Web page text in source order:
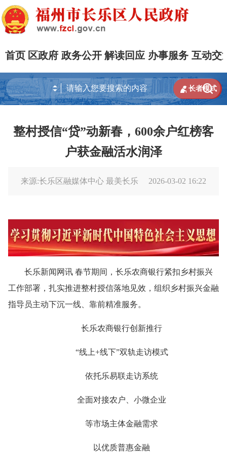
首页 区政府 政务公开 解读回应 办事服务 互动交

 长者模式
整村授信“贷”动新春，600余户红榜客
户获金融活水润泽
来源:长乐区融媒体中心 最美长乐 2026-03-02 16:22
长乐新闻网讯 春节期间，长乐农商银行紧扣乡村振兴
工作部署，扎实推进整村授信落地见效，组织乡村振兴金融
指导员主动下沉一线、靠前精准服务。
长乐农商银行创新推行
“线上+线下”双轨走访模式
依托乐易联走访系统
全面对接农户、小微企业
等市场主体金融需求
以优质普惠金融